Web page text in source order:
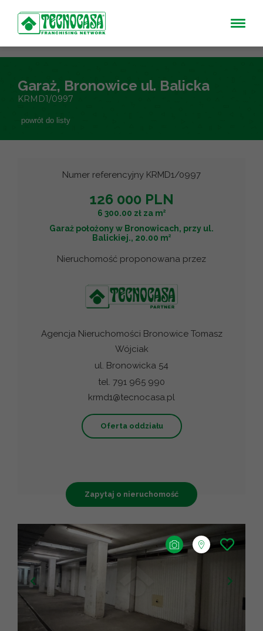
Garaż, Bronowice ul. Balicka
KRMD1/0997
powrót do listy
Numer referencyjny KRMD1/0997
126 000 PLN
6 300.00 zł za m2
Garaż położony w Bronowicach, przy ul.
Balickiej., 20.00 m2
Nieruchomość proponowana przez
Agencja Nieruchomości Bronowice Tomasz
Wójciak
ul. Bronowicka 54
tel. 791 965 990
krmd1@tecnocasa.pl
Oferta oddziału
Zapytaj o nieruchomość
+
−